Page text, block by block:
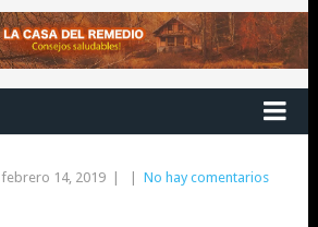
febrero 14, 2019 No hay comentarios